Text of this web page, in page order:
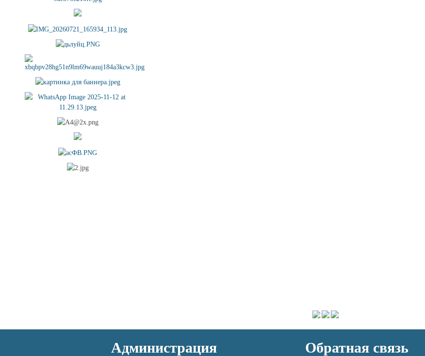
Администрация Обратная связь